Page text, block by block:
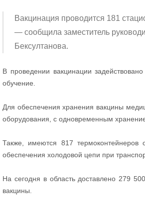
Вакцинация проводится 181
— сообщила заместитель
Бексултанова.
В проведении вакцинации
обучение.
Для обеспечения хранения вакцины
оборудования, с одновременным
Также, имеются 817
обеспечения холодовой цепи при
На сегодня в область доставлено 279
вакцины.